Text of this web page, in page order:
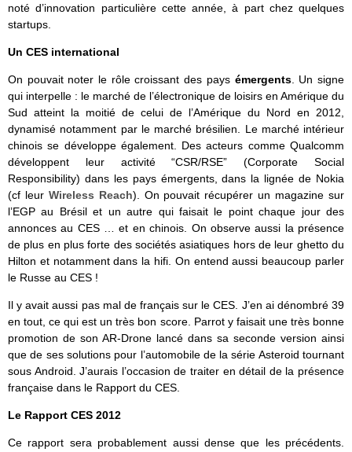
noté d’innovation particulière cette année, à part chez quelques
startups.
Un CES international
On pouvait noter le rôle croissant des pays émergents. Un signe
qui interpelle : le marché de l’électronique de loisirs en Amérique du
Sud atteint la moitié de celui de l’Amérique du Nord en 2012,
dynamisé notamment par le marché brésilien. Le marché intérieur
chinois se développe également. Des acteurs comme Qualcomm
développent leur activité “CSR/RSE” (Corporate Social
Responsibility) dans les pays émergents, dans la lignée de Nokia
(cf leur Wireless Reach). On pouvait récupérer un magazine sur
l’EGP au Brésil et un autre qui faisait le point chaque jour des
annonces au CES … et en chinois. On observe aussi la présence
de plus en plus forte des sociétés asiatiques hors de leur ghetto du
Hilton et notamment dans la hifi. On entend aussi beaucoup parler
le Russe au CES !
Il y avait aussi pas mal de français sur le CES. J’en ai dénombré 39
en tout, ce qui est un très bon score. Parrot y faisait une très bonne
promotion de son AR-Drone lancé dans sa seconde version ainsi
que de ses solutions pour l’automobile de la série Asteroid tournant
sous Android. J’aurais l’occasion de traiter en détail de la présence
française dans le Rapport du CES.
Le Rapport CES 2012
Ce rapport sera probablement aussi dense que les précédents.